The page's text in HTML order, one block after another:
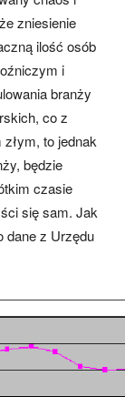
zniesienie
ilość osób
i
branży
co z
to jednak
będzie
czasie
się sam. Jak
dane z Urzędu